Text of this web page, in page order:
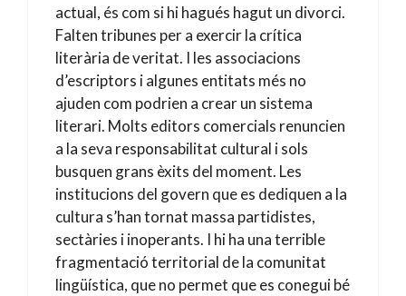
actual, és com si hi hagués hagut un divorci.
Falten tribunes per a exercir la crítica
literària de veritat. I les associacions
d’escriptors i algunes entitats més no
ajuden com podrien a crear un sistema
literari. Molts editors comercials renuncien
a la seva responsabilitat cultural i sols
busquen grans èxits del moment. Les
institucions del govern que es dediquen a la
cultura s’han tornat massa partidistes,
sectàries i inoperants. I hi ha una terrible
fragmentació territorial de la comunitat
lingüística, que no permet que es conegui bé